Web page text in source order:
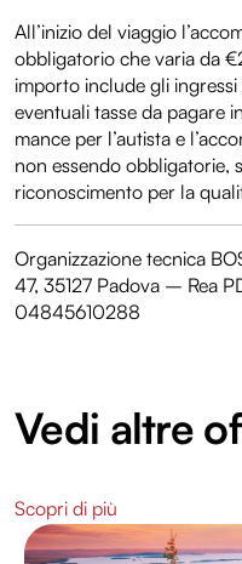
All’inizio del viaggio
obbligatorio che varia da
importo include gli
eventuali tasse da pagare
mance per l’autista e
non essendo obbligatorie,
riconoscimento per la
Organizzazione tecnica
47, 35127 Padova – Rea
04845610288
Vedi altre
Scopri di più